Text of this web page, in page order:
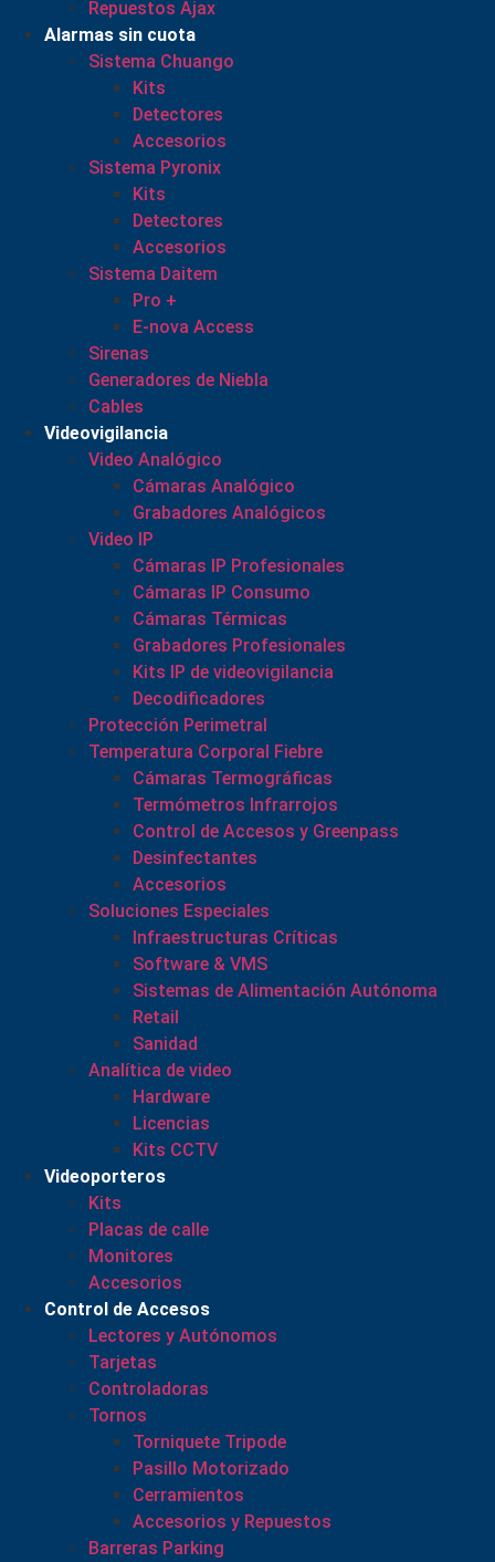
Repuestos Ajax
Alarmas sin cuota
Sistema Chuango
Kits
Detectores
Accesorios
Sistema Pyronix
Kits
Detectores
Accesorios
Sistema Daitem
Pro +
E-nova Access
Sirenas
Generadores de Niebla
Cables
Videovigilancia
Video Analógico
Cámaras Analógico
Grabadores Analógicos
Video IP
Cámaras IP Profesionales
Cámaras IP Consumo
Cámaras Térmicas
Grabadores Profesionales
Kits IP de videovigilancia
Decodificadores
Protección Perimetral
Temperatura Corporal Fiebre
Cámaras Termográficas
Termómetros Infrarrojos
Control de Accesos y Greenpass
Desinfectantes
Accesorios
Soluciones Especiales
Infraestructuras Críticas
Software & VMS
Sistemas de Alimentación Autónoma
Retail
Sanidad
Analítica de video
Hardware
Licencias
Kits CCTV
Videoporteros
Kits
Placas de calle
Monitores
Accesorios
Control de Accesos
Lectores y Autónomos
Tarjetas
Controladoras
Tornos
Torniquete Tripode
Pasillo Motorizado
Cerramientos
Accesorios y Repuestos
Barreras Parking